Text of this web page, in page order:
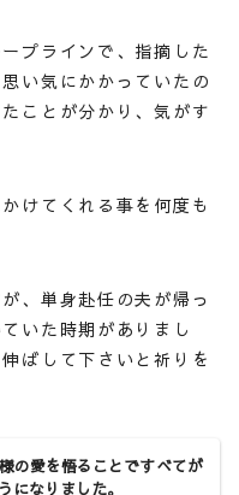
プラインで、指摘した
い気にかかっていたの
ことが分かり、気がす
けてくれる事を何度も
、単身赴任の夫が帰っ
いた時期がありまし
ばして下さいと祈りを
の愛を悟ることですべてが
になりました。